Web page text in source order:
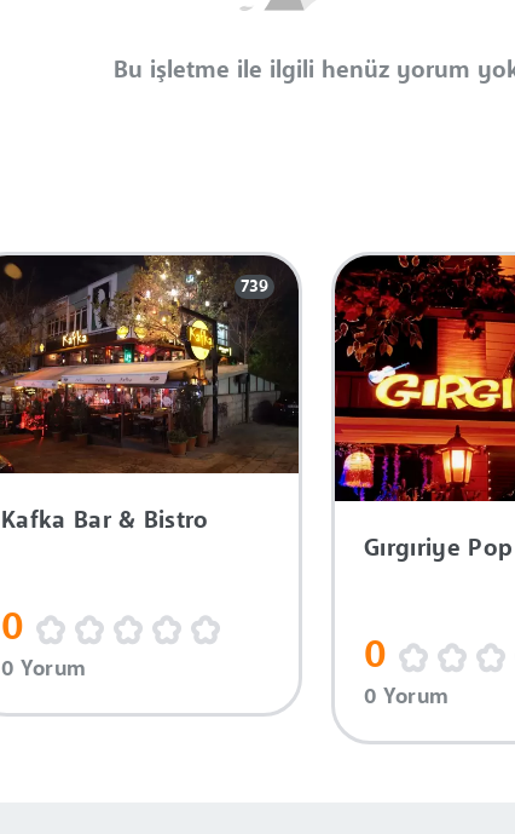
Bu işletme ile ilgili henüz yorum
739
Kafka Bar & Bistro
0
0 Yorum
Gırgıriye Pop
0
0 Yorum